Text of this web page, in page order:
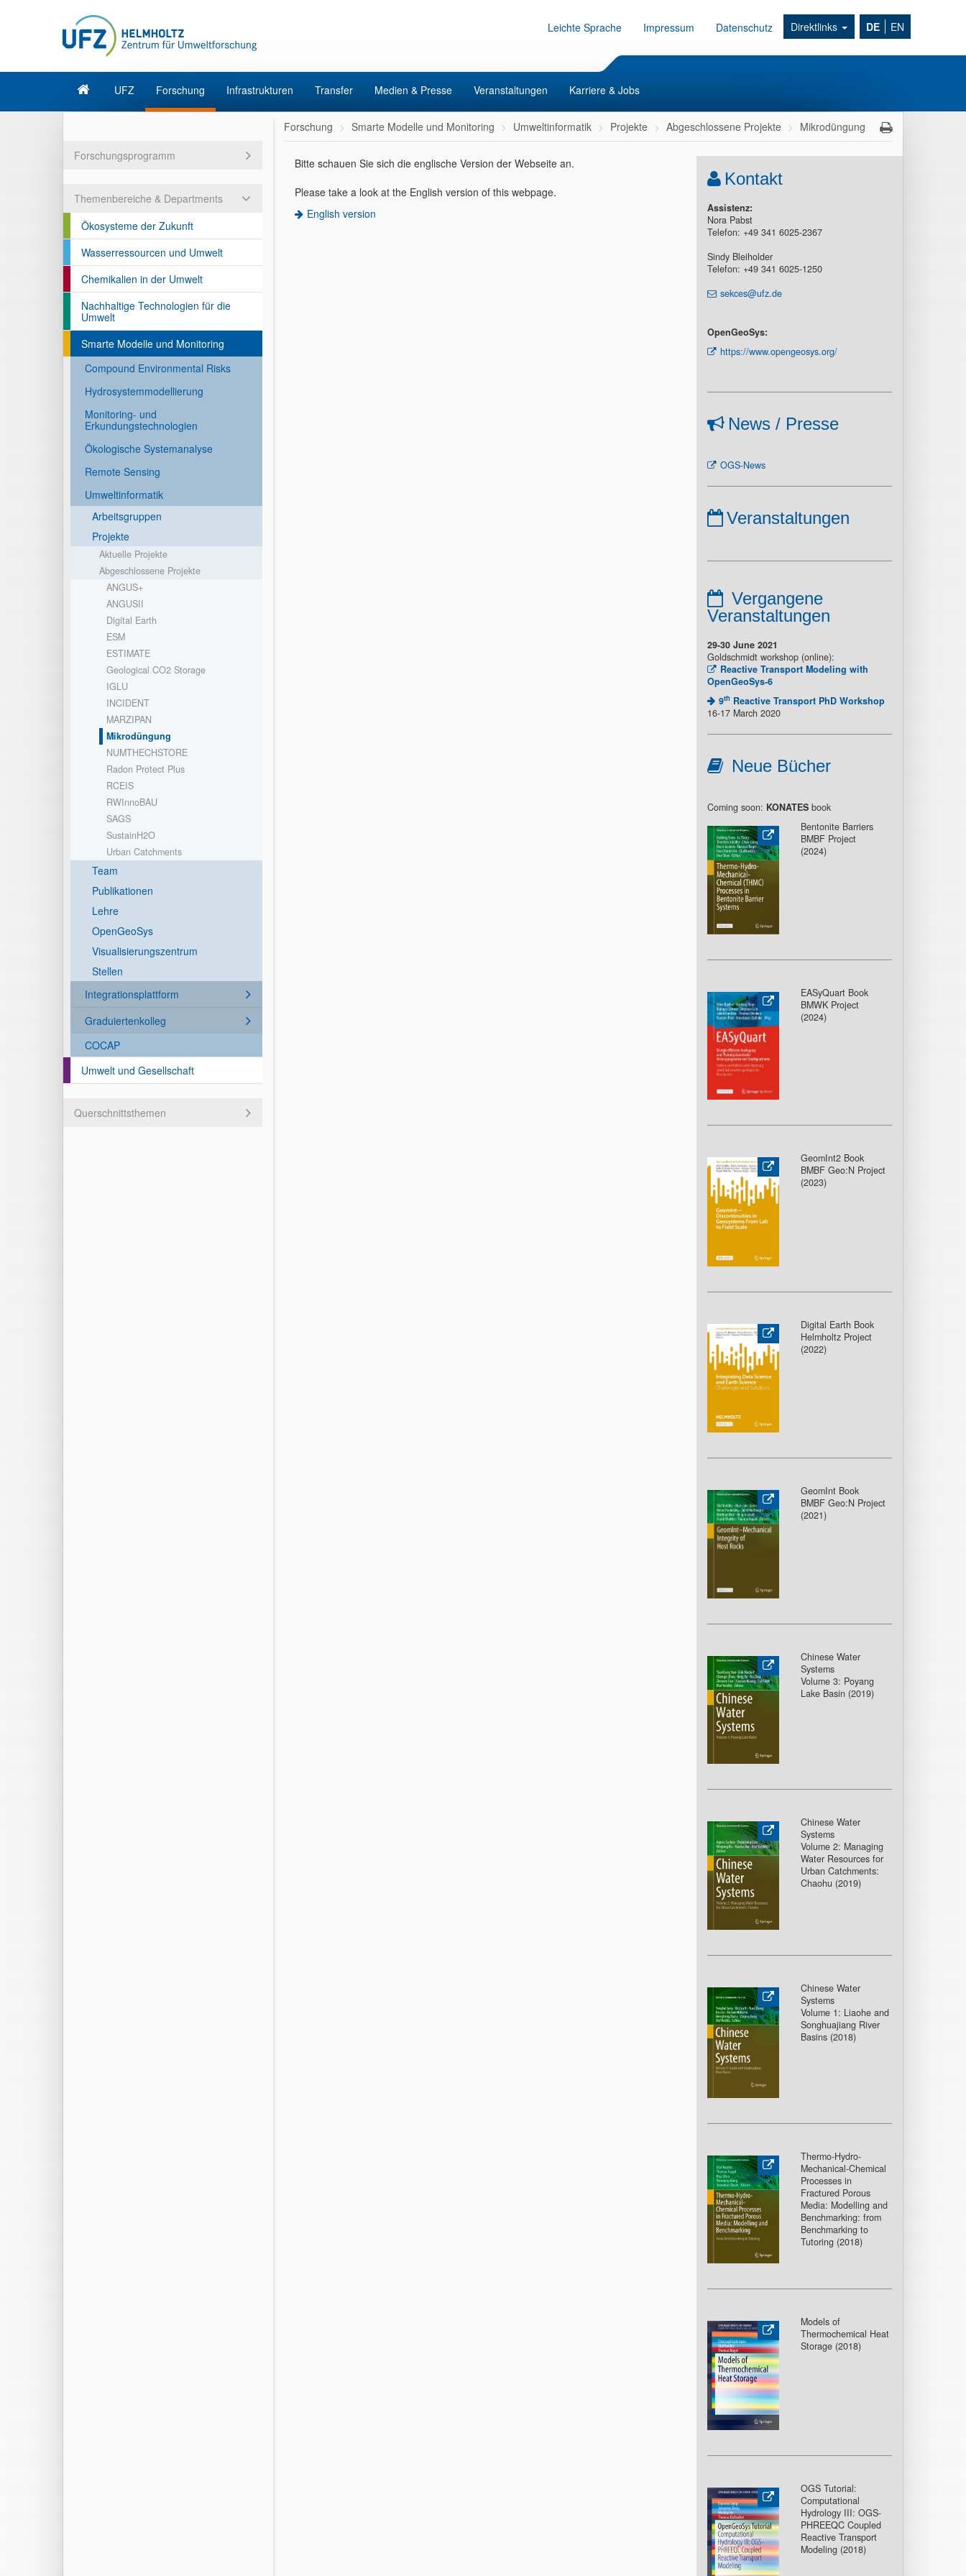
Leichte Sprache Impressum Datenschutz Direktlinks DE EN
UFZ Forschung Infrastrukturen Transfer Medien & Presse Veranstaltungen Karriere & Jobs
Forschungsprogramm
Themenbereiche & Departments
Ökosysteme der Zukunft
Wasserressourcen und Umwelt
Chemikalien in der Umwelt
Nachhaltige Technologien für die
Umwelt
Smarte Modelle und Monitoring
Compound Environmental Risks
Hydrosystemmodellierung
Monitoring- und
Erkundungstechnologien
Ökologische Systemanalyse
Remote Sensing
Umweltinformatik
Arbeitsgruppen
Projekte
Aktuelle Projekte
Abgeschlossene Projekte
ANGUS+
ANGUSII
Digital Earth
ESM
ESTIMATE
Geological CO2 Storage
IGLU
INCIDENT
MARZIPAN
Mikrodüngung
NUMTHECHSTORE
Radon Protect Plus
RCEIS
RWInnoBAU
SAGS
SustainH2O
Urban Catchments
Team
Publikationen
Lehre
OpenGeoSys
Visualisierungszentrum
Stellen
Integrationsplattform
Graduiertenkolleg
COCAP
Umwelt und Gesellschaft
Querschnittsthemen
Forschung Smarte Modelle und Monitoring Umweltinformatik Projekte Abgeschlossene Projekte Mikrodüngung
Bitte schauen Sie sich die englische Version der Webseite an.
Please take a look at the English version of this webpage.
English version
Kontakt
Assistenz:
Nora Pabst
Telefon: +49 341 6025-2367
Sindy Bleiholder
Telefon: +49 341 6025-1250
sekces@ufz.de
OpenGeoSys:
https://www.opengeosys.org/
News / Presse
OGS-News
Veranstaltungen
Vergangene
Veranstaltungen
29-30 June 2021
Goldschmidt workshop (online):
Reactive Transport Modeling with
OpenGeoSys-6
9thReactive Transport PhD Workshop
16-17 March 2020
Neue Bücher
Coming soon: KONATES book
Bentonite Barriers
BMBF Project
(2024)
EASyQuart Book
BMWK Project
(2024)
GeomInt2 Book
BMBF Geo:N Project
(2023)
Digital Earth Book
Helmholtz Project
(2022)
GeomInt Book
BMBF Geo:N Project
(2021)
Chinese Water
Systems
Volume 3: Poyang
Lake Basin (2019)
Chinese Water
Systems
Volume 2: Managing
Water Resources for
Urban Catchments:
Chaohu (2019)
Chinese Water
Systems
Volume 1: Liaohe and
Songhuajiang River
Basins (2018)
Thermo-Hydro-
Mechanical-Chemical
Processes in
Fractured Porous
Media: Modelling and
Benchmarking: from
Benchmarking to
Tutoring (2018)
Models of
Thermochemical Heat
Storage (2018)
OGS Tutorial:
Computational
Hydrology III: OGS-
PHREEQC Coupled
Reactive Transport
Modeling (2018)